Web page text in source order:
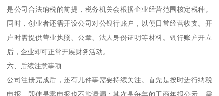
是公司合法纳税的前提，税务机关会根据企业经营范围核定税种。
同时，创业者还需开设公司对公银行账户，以便日常经营收支。开
户时需提供营业执照、公章、法人身份证明等材料。银行账户开立
后，企业即可正常开展财务活动。
六、后续注意事项
公司注册完成后，还有几件事需要持续关注。首先是按时进行纳税
申报，即使是零申报也不能遗漏；其次是每年的工商年报公示，需